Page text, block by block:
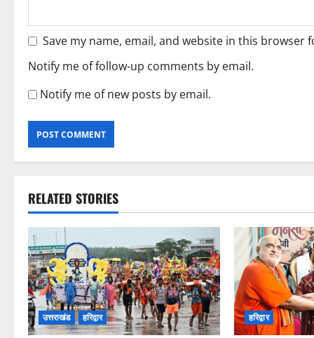
Save my name, email, and website in this browser
Notify me of follow-up comments by email.
Notify me of new posts by email.
RELATED STORIES
उत्तराखंड हरिद्वार हरिद्वार